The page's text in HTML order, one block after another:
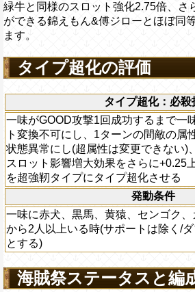
緑牛と同様のスロット強化2.75倍、さ
ができる錦えもん&傅ジローとほぼ同
ます。
タイプ超化の評価
タイプ超化：必殺
一味がGOOD攻撃1回成功するまで一
ト変換不可にし、1ターンの間敵の属
状態異常にし(超属性は変更できない)
スロット影響増大効果をさらに+0.25
を超強靭タイプにタイプ超化させる
発動条件
一味に赤犬、黒馬、黄猿、センゴク
から2人以上いる時(サポートは除く/
とする)
海賊祭ステータスと編